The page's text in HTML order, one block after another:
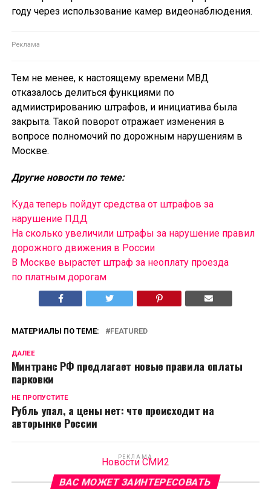
году через использование камер видеонаблюдения.
Тем не менее, к настоящему времени МВД
отказалось делиться функциями по
адмиистрированию штрафов, и инициатива была
закрыта. Такой поворот отражает изменения в
вопросе полномочий по дорожным нарушениям в
Москве.
Другие новости по теме:
Куда теперь пойдут средства от штрафов за
нарушение ПДД
На сколько увеличили штрафы за нарушение правил
дорожного движения в России
В Москве вырастет штраф за неоплату проезда
по платным дорогам
МАТЕРИАЛЫ ПО ТЕМЕ: FEATURED
ДАЛЕЕ
Минтранс РФ предлагает новые правила оплаты
парковки
НЕ ПРОПУСТИТЕ
Рубль упал, а цены нет: что происходит на
авторынке России
РЕКЛАМА
Новости СМИ2
ВАС МОЖЕТ ЗАИНТЕРЕСОВАТЬ